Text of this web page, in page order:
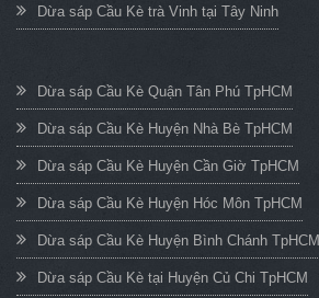
Dừa sáp Cầu Kè trà Vinh tại Tây Ninh
Dừa sáp Cầu Kè Quận Tân Phú TpHCM
Dừa sáp Cầu Kè Huyện Nhà Bè TpHCM
Dừa sáp Cầu Kè Huyện Cần Giờ TpHCM
Dừa sáp Cầu Kè Huyện Hóc Môn TpHCM
Dừa sáp Cầu Kè Huyện Bình Chánh TpHCM
Dừa sáp Cầu Kè tại Huyện Củ Chi TpHCM